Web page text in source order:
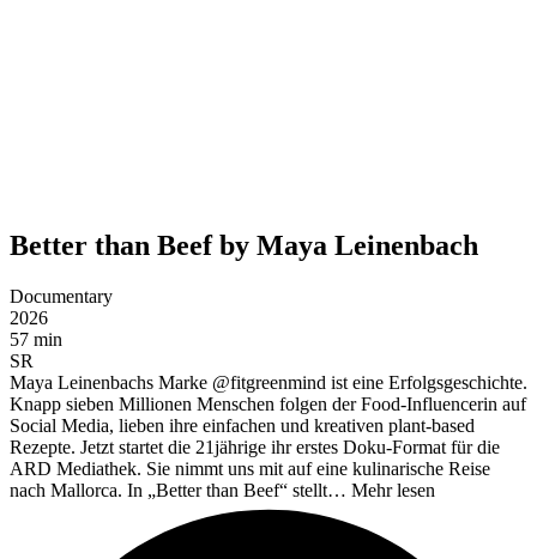
Better than Beef by Maya Leinenbach
Documentary
2026
57 min
SR
Maya Leinenbachs Marke @fitgreenmind ist eine Erfolgsgeschichte.
Knapp sieben Millionen Menschen folgen der Food-Influencerin auf
Social Media, lieben ihre einfachen und kreativen plant-based
Rezepte. Jetzt startet die 21jährige ihr erstes Doku-Format für die
ARD Mediathek. Sie nimmt uns mit auf eine kulinarische Reise
nach Mallorca. In „Better than Beef“ stellt… Mehr lesen